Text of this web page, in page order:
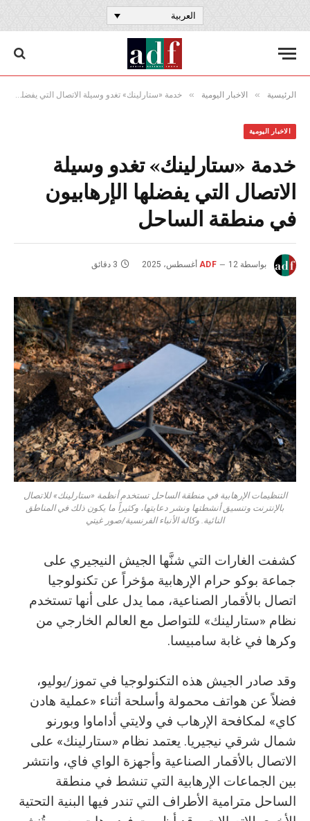
العربية
الرئيسية » الاخبار اليومية » خدمة «ستارلينك» تغدو وسيلة الاتصال التي يفضلها الإرهابيون في منطقة الساحل
الاخبار اليومية
خدمة «ستارلينك» تغدو وسيلة
الاتصال التي يفضلها الإرهابيون
في منطقة الساحل
بواسطة ADF 12 أغسطس، 2025 3 دقائق
التنظيمات الإرهابية في منطقة الساحل تستخدم أنظمة «ستارلينك» للاتصال
بالإنترنت وتنسيق أنشطتها ونشر دعايتها، وكثيراً ما يكون ذلك في المناطق
النائية. وكالة الأنباء الفرنسية/صور غيتي
كشفت الغارات التي شنَّها الجيش النيجيري على
جماعة بوكو حرام الإرهابية مؤخراً عن تكنولوجيا
اتصال بالأقمار الصناعية، مما يدل على أنها تستخدم
نظام «ستارلينك» للتواصل مع العالم الخارجي من
وكرها في غابة سامبيسا.
وقد صادر الجيش هذه التكنولوجيا في تموز/يوليو،
فضلاً عن هواتف محمولة وأسلحة أثناء «عملية هادن
كاي» لمكافحة الإرهاب في ولايتي أداماوا وبورنو
شمال شرقي نيجيريا. يعتمد نظام «ستارلينك» على
الاتصال بالأقمار الصناعية وأجهزة الواي فاي، وانتشر
بين الجماعات الإرهابية التي تنشط في منطقة
الساحل مترامية الأطراف التي تندر فيها البنية التحتية